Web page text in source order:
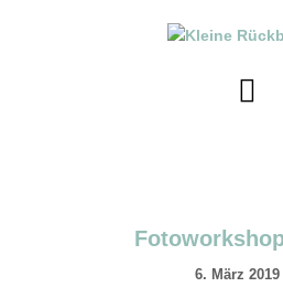
6. März 2019